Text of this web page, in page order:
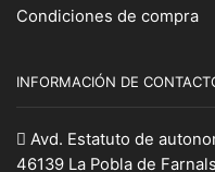
Condiciones de compra
INFORMACIÓN DE
Avd. Estatuto de
46139 La Pobla de